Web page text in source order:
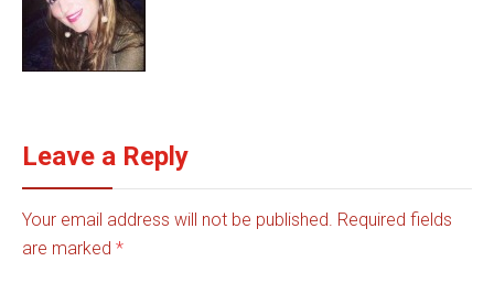
Leave a Reply
Your email address will not be published. Required fields
are marked *